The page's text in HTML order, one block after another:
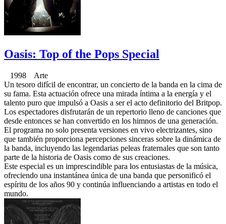
Oasis: Top of the Pops Special
1998 Arte
Un tesoro difícil de encontrar, un concierto de la banda en la cima de
su fama. Esta actuación ofrece una mirada íntima a la energía y el
talento puro que impulsó a Oasis a ser el acto definitorio del Britpop.
Los espectadores disfrutarán de un repertorio lleno de canciones que
desde entonces se han convertido en los himnos de una generación.
El programa no solo presenta versiones en vivo electrizantes, sino
que también proporciona percepciones sinceras sobre la dinámica de
la banda, incluyendo las legendarias peleas fraternales que son tanto
parte de la historia de Oasis como de sus creaciones.
Este especial es un imprescindible para los entusiastas de la música,
ofreciendo una instantánea única de una banda que personificó el
espíritu de los años 90 y continúa influenciando a artistas en todo el
mundo.